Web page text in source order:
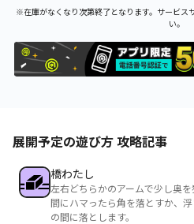
※在庫がなくなり次第終了となります。サービス
い。
展開予定の遊び方 攻略記事
橋わたし
左右どちらかのアームで少し奥
間にハマったら角を落とすか、
の間に落とします。